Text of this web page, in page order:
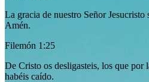
La gracia de nuestro Señor Jesucristo
Amén.
Filemón 1:25
De Cristo os desligasteis, los que por
habéis caído.